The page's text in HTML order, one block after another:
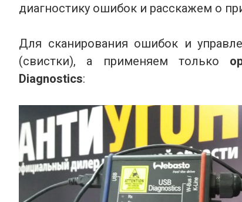
диагностику ошибок и расскажем о
Для сканирования ошибок и
(свистки), а применяем только
Diagnostics: